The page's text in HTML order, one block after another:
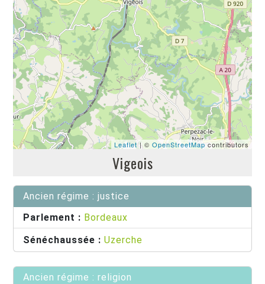
Leaflet | © OpenStreetMapcontributors
Vigeois
Ancien régime : justice
Parlement : Bordeaux
Sénéchaussée : Uzerche
Ancien régime : religion